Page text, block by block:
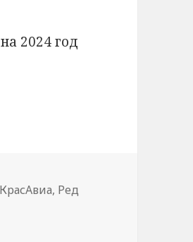
2024 год
КрасАвиа, Ред